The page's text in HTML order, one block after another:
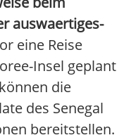
auswaertiges-
eine Reise
Insel geplant
die
des Senegal
bereitstellen.